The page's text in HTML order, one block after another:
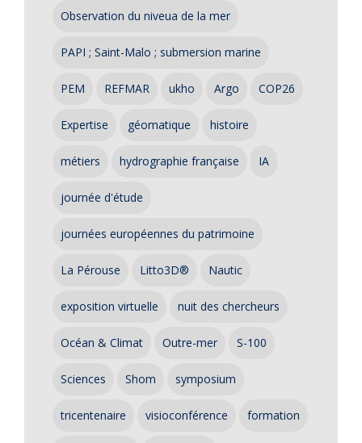
Observation du niveua de la mer
PAPI ; Saint-Malo ; submersion marine
PEM REFMAR ukho Argo COP26
Expertise géomatique histoire
métiers hydrographie française IA
journée d'étude
journées européennes du patrimoine
La Pérouse Litto3D® Nautic
exposition virtuelle nuit des chercheurs
Océan & Climat Outre-mer S-100
Sciences Shom symposium
tricentenaire visioconférence formation